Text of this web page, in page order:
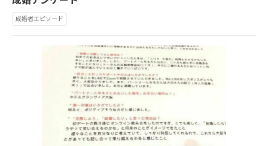
成婚者エピソード